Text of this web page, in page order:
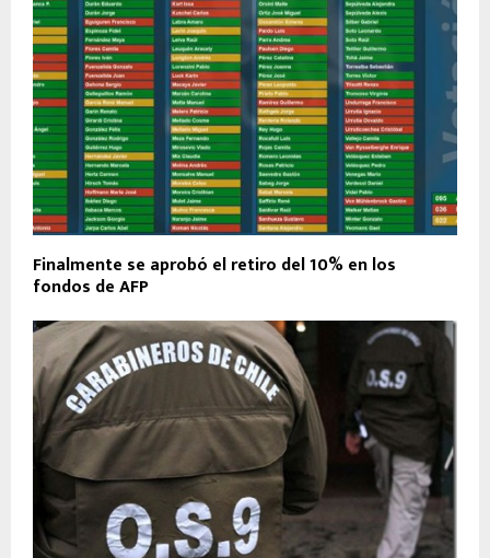
Finalmente se aprobó el retiro del 10% en los
fondos de AFP